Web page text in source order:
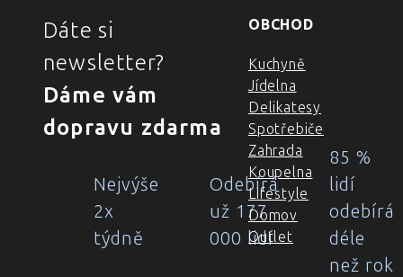
Dáte si
newsletter?
Dáme vám
dopravu zdarma
Nejvýše
2x
týdně
Odebírá
už 177
000 lidí
85 %
lidí
odebírá
déle
než rok
OBCHOD
Kuchyně
Jídelna
Delikatesy
Spotřebiče
Zahrada
Koupelna
Lifestyle
Domov
Outlet